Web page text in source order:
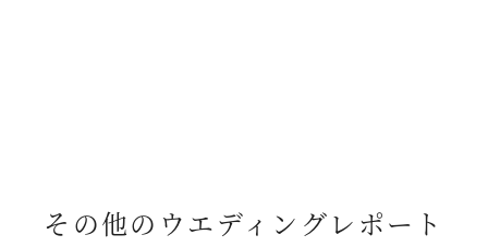
その他のウエディングレポート